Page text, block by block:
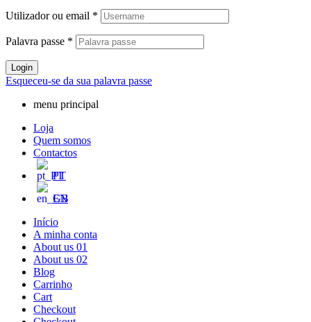
Utilizador ou email *
Palavra passe *
Login
Esqueceu-se da sua palavra passe
menu principal
Loja
Quem somos
Contactos
PT
EN
Início
A minha conta
About us 01
About us 02
Blog
Carrinho
Cart
Checkout